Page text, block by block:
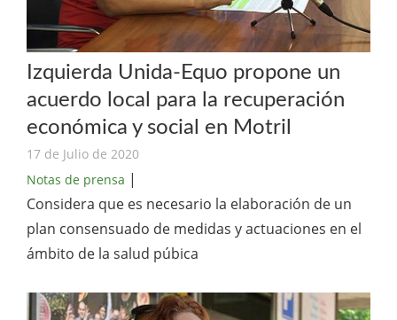
Izquierda Unida-Equo propone un
acuerdo local para la recuperación
económica y social en Motril
17 de Julio de 2020
Notas de prensa |
Considera que es necesario la elaboración de un
plan consensuado de medidas y actuaciones en el
ámbito de la salud púbica